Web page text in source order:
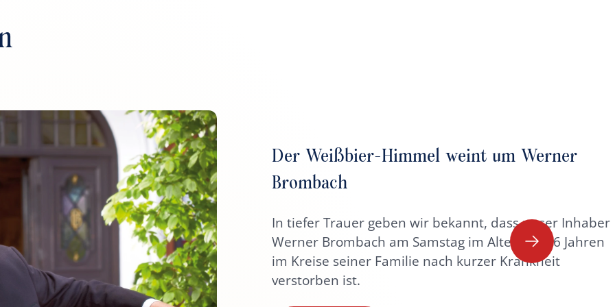
Der Weißbier-Himmel weint um Werner
Brombach
In tiefer Trauer geben wir bekannt, dass unser Inhaber
Werner Brombach am Samstag im Alter von 86 Jahren
im Kreise seiner Familie nach kurzer Krankheit
verstorben ist.